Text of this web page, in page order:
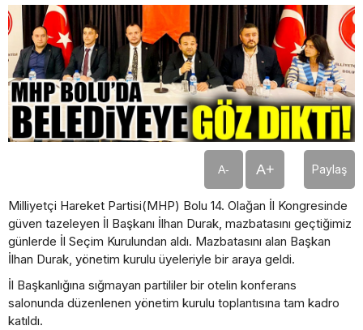
A- A+ Paylaş
Milliyetçi Hareket Partisi(MHP) Bolu 14. Olağan İl Kongresinde
güven tazeleyen İl Başkanı İlhan Durak, mazbatasını geçtiğimiz
günlerde İl Seçim Kurulundan aldı. Mazbatasını alan Başkan
İlhan Durak, yönetim kurulu üyeleriyle bir araya geldi.
İl Başkanlığına sığmayan partililer bir otelin konferans
salonunda düzenlenen yönetim kurulu toplantısına tam kadro
katıldı.